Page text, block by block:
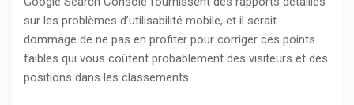
sur les problèmes d’utilisabilité mobile, et il serait
dommage de ne pas en profiter pour corriger ces points
faibles qui vous coûtent probablement des visiteurs et des
positions dans les classements.